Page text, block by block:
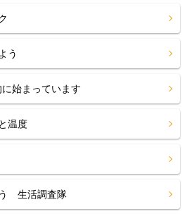
う
始まっています
温度
生活調査隊